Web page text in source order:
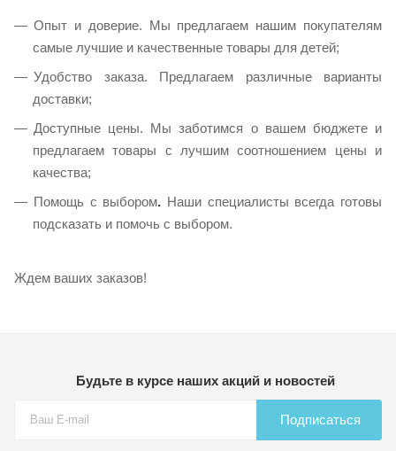
Опыт и доверие. Мы предлагаем нашим покупателям
самые лучшие и качественные товары для детей;
Удобство заказа. Предлагаем различные варианты
доставки;
Доступные цены. Мы заботимся о вашем бюджете и
предлагаем товары с лучшим соотношением цены и
качества;
Помощь с выбором. Наши специалисты всегда готовы
подсказать и помочь с выбором.
Ждем ваших заказов!
Будьте в курсе наших акций и новостей
Подписаться